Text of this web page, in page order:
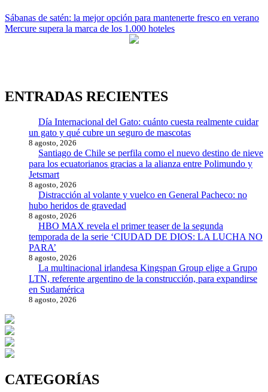
Navegación
de
Sábanas de satén: la mejor opción para mantenerte fresco en verano
Mercure supera la marca de los 1.000 hoteles
ENTRADAS RECIENTES
Día Internacional del Gato: cuánto cuesta realmente cuidar
un gato y qué cubre un seguro de mascotas
8 agosto, 2026
Santiago de Chile se perfila como el nuevo destino de nieve
para los ecuatorianos gracias a la alianza entre Polimundo y
Jetsmart
8 agosto, 2026
Distracción al volante y vuelco en General Pacheco: no
hubo heridos de gravedad
8 agosto, 2026
HBO MAX revela el primer teaser de la segunda
temporada de la serie ‘CIUDAD DE DIOS: LA LUCHA NO
PARA’
8 agosto, 2026
La multinacional irlandesa Kingspan Group elige a Grupo
LTN, referente argentino de la construcción, para expandirse
en Sudamérica
8 agosto, 2026
CATEGORÍAS